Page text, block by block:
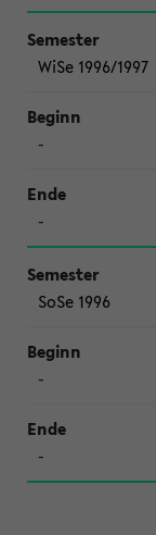
WiSe 1996/1997
-
-
SoSe 1996
-
-